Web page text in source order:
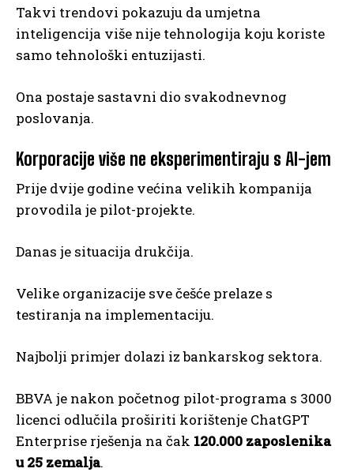
Takvi trendovi pokazuju da umjetna
inteligencija više nije tehnologija koju koriste
samo tehnološki entuzijasti.
Ona postaje sastavni dio svakodnevnog
poslovanja.
Korporacije više ne eksperimentiraju s AI-jem
Prije dvije godine većina velikih kompanija
provodila je pilot-projekte.
Danas je situacija drukčija.
Velike organizacije sve češće prelaze s
testiranja na implementaciju.
Najbolji primjer dolazi iz bankarskog sektora.
BBVA je nakon početnog pilot-programa s 3000
licenci odlučila proširiti korištenje ChatGPT
Enterprise rješenja na čak 120.000 zaposlenika
u 25 zemalja.